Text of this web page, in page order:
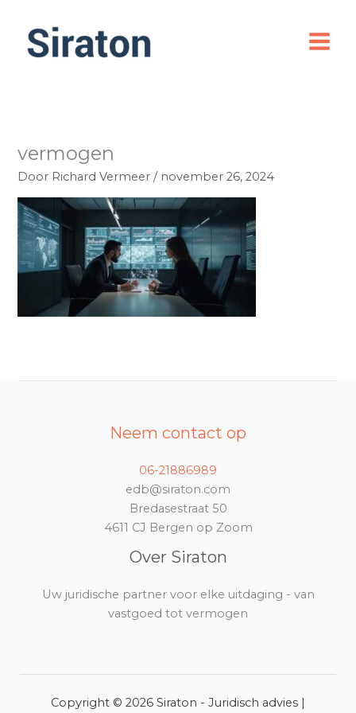
vermogen
Door Richard Vermeer/ november 26, 2024
Neem contact op
06-21886989
edb@siraton.com
Bredasestraat 50
4611 CJ Bergen op Zoom
Over Siraton
Uw juridische partner voor elke uitdaging - van
vastgoed tot vermogen
Copyright © 2026 Siraton - Juridisch advies |